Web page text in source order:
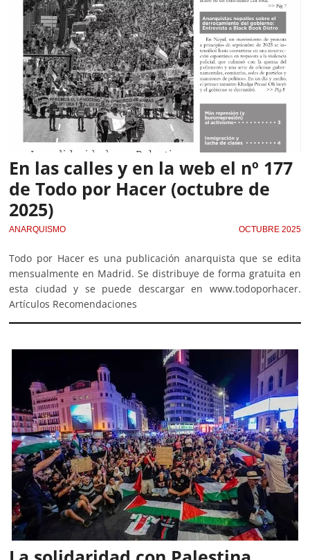
En las calles y en la web el nº 177
de Todo por Hacer (octubre de
2025)
ANARQUISMO OCTUBRE 2025
Todo por Hacer es una publicación anarquista que se edita
mensualmente en Madrid. Se distribuye de forma gratuita en
esta ciudad y se puede descargar en www.todoporhacer.
Artículos Recomendaciones